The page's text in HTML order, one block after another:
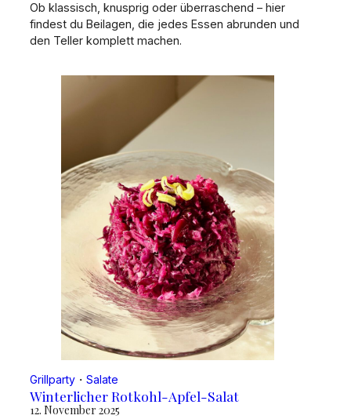
Ob klassisch, knusprig oder überraschend – hier
findest du Beilagen, die jedes Essen abrunden und
den Teller komplett machen.
Grillparty ・ Salate
Winterlicher Rotkohl-Apfel-Salat
12. November 2025